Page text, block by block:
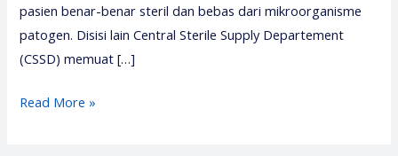
pasien benar-benar steril dan bebas dari mikroorganisme
patogen. Disisi lain Central Sterile Supply Departement
(CSSD) memuat […]
Pelatihan
Read More »